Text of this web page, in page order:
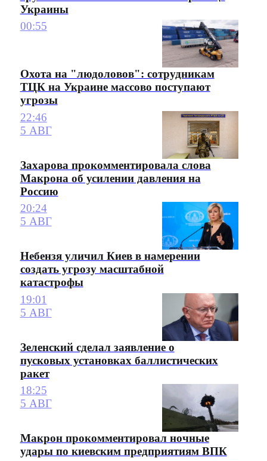
Украины
00:55
Охота на "людоловов": сотрудникам
ТЦК на Украине массово поступают
угрозы
22:46
5 АВГ
Захарова прокомментировала слова
Макрона об усилении давления на
Россию
20:24
5 АВГ
Небензя уличил Киев в намерении
создать угрозу масштабной
катастрофы
19:01
5 АВГ
Зеленский сделал заявление о
пусковых установках баллистических
ракет
18:25
5 АВГ
Макрон прокомментировал ночные
удары по киевским предприятиям ВПК